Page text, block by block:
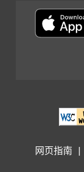
网页指南